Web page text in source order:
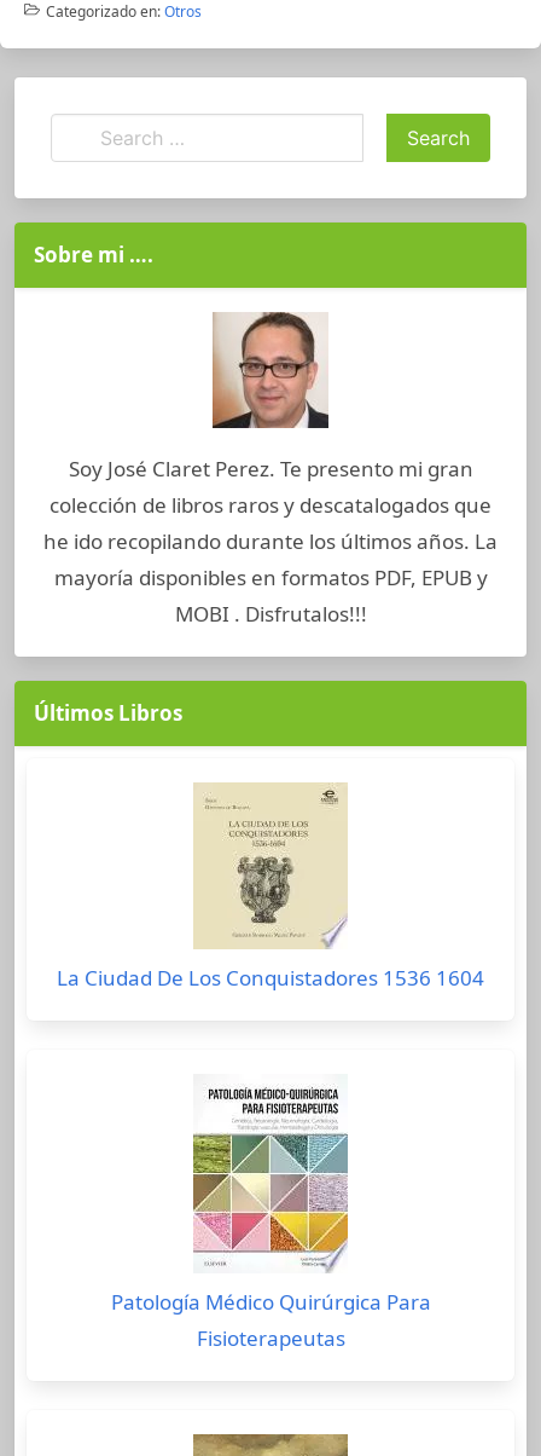
Categorizado en:Otros
Sobre mi ….
Soy José Claret Perez. Te presento mi gran
colección de libros raros y descatalogados que
he ido recopilando durante los últimos años. La
mayoría disponibles en formatos PDF, EPUB y
MOBI . Disfrutalos!!!
Últimos Libros
La Ciudad De Los Conquistadores 1536 1604
Patología Médico Quirúrgica Para
Fisioterapeutas